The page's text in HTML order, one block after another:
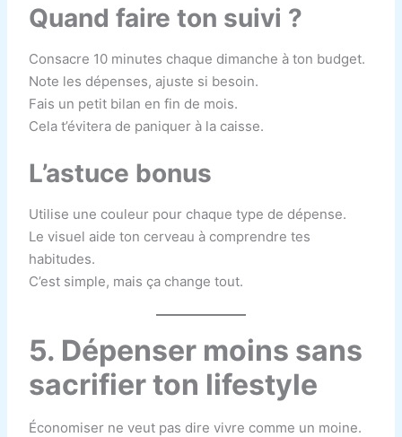
Quand faire ton suivi ?
Consacre 10 minutes chaque dimanche à ton budget.
Note les dépenses, ajuste si besoin.
Fais un petit bilan en fin de mois.
Cela t’évitera de paniquer à la caisse.
L’astuce bonus
Utilise une couleur pour chaque type de dépense.
Le visuel aide ton cerveau à comprendre tes
habitudes.
C’est simple, mais ça change tout.
5. Dépenser moins sans
sacrifier ton lifestyle
Économiser ne veut pas dire vivre comme un moine.